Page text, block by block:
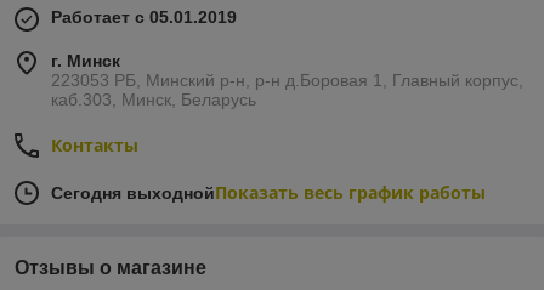
Работает с 05.01.2019
г. Минск
223053 РБ, Минский р-н, р-н д.Боровая 1, Главный корпус,
каб.303, Минск, Беларусь
Контакты
Сегодня выходнойПоказать весь график работы
Отзывы о магазине